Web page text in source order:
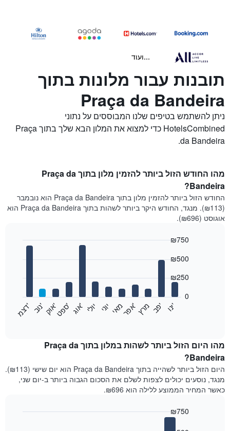
...ועוד
תובנות עבור מלונות בתוך
Praça da Bandeira
ניתן להשתמש בטיפים שלנו המבוססים על נתוני
HotelsCombined כדי למצוא את המלון הבא שלך בתוך Praça
da Bandeira.
מהו החודש הזול ביותר להזמין מלון בתוך Praça da
Bandeira?
החודש הזול ביותר להזמין מלון בתוך Praça da Bandeira הוא נובמבר
(₪113). מנגד, החודש היקר ביותר לשהות בתוך Praça da Bandeira הוא
אוגוסט (₪696).
מחיר
הממוצע
של
חדר
בכל
חודש
י
נ
ו
' פ
ב​​​​​​​
' מרץא
פ
ר
' מאי יוני יולי א
ו
ג
' ס
פ
ט
' א
ו
ק
' נ
ו
ב
' ד
צ
מ
'
0
₪250
₪500
₪750
מהו היום הזול ביותר לשהות במלון בתוך Praça da
Bandeira?
היום הזול ביותר לשהייה בתוך Praça da Bandeira הוא יום שישי (₪113).
מנגד, נוסעים יכולים לצפות לשלם את הסכום הגבוה ביותר ב-יום שני,
כאשר המחיר הממוצע ללילה הוא ₪696.
₪750